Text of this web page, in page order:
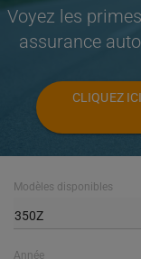
Voyez les
assurance
CLIQUEZ
Modèles disponibles
350Z
Année